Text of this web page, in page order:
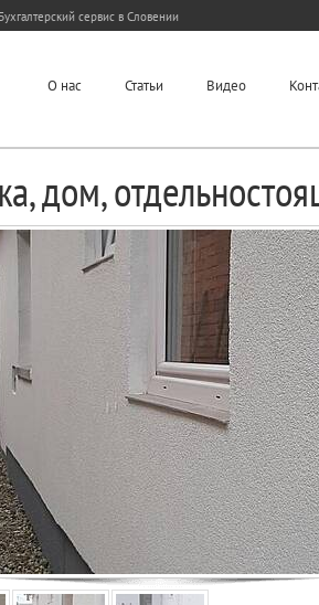
Бухгалтерский сервис в Словении
О нас Статьи Видео
дом,